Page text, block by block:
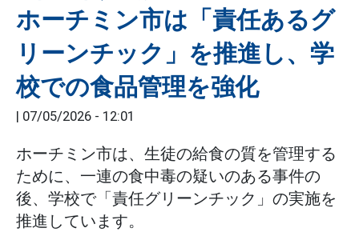
ホーチミン市は「責任あるグ
リーンチック」を推進し、学
校での食品管理を強化
| 07/05/2026 - 12:01
ホーチミン市は、生徒の給食の質を管理する
ために、一連の食中毒の疑いのある事件の
後、学校で「責任グリーンチック」の実施を
推進しています。